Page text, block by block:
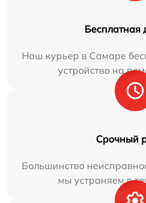
Бесплатная
Наш курьер в Самаре
устройство на
Срочный
Большинство
мы устраняем в